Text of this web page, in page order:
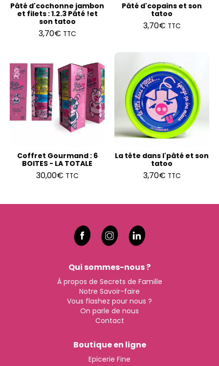
Pâté d'cochonne jambon
et filets : 1.2.3 Pâté !et
son tatoo
3,70€ TTC
Pâté d'copains et son
tatoo
3,70€ TTC
Coffret Gourmand : 6
BOITES - LA TOTALE
30,00€ TTC
La tête dans l'pâté et son
tatoo
3,70€ TTC
Qui sommes-nous ?
À propos de Secrets de Famille
Notre Savoir-faire
Vous flashez pour nous ?
On parle de nous
Contact
Boutique en ligne
Epicerie Fine